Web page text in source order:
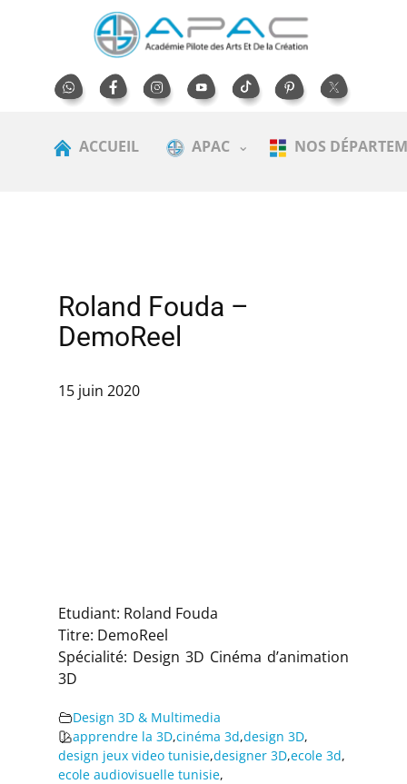
ACCUEIL APAC NOS
Roland Fouda –
DemoReel
15 juin 2020
Etudiant: Roland Fouda
Titre: DemoReel
Spécialité: Design 3D Cinéma d’animation
3D
Design 3D & Multimedia
apprendre la 3D,cinéma 3d,design 3D,
design jeux video tunisie,designer 3D,ecole 3d,
ecole audiovisuelle tunisie,